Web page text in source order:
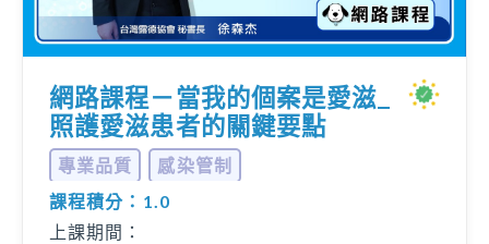
網路課程－當我的個案是愛滋_
照護愛滋患者的關鍵要點
專業品質
感染管制
課程積分：1.0
上課期間：